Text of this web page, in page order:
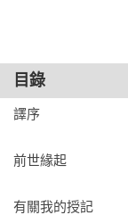
目錄
譯序
前世緣起
有關我的授記